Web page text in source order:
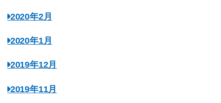
2020年2月
2020年1月
2019年12月
2019年11月